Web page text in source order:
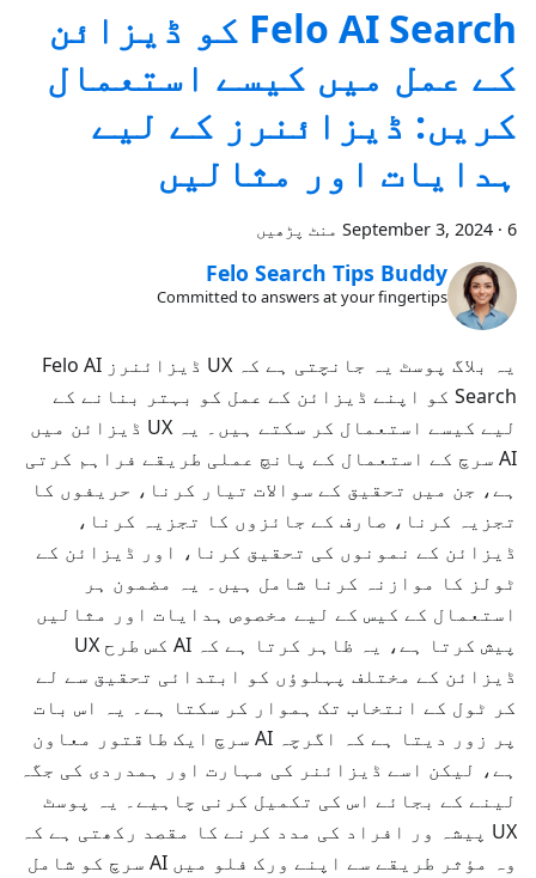
Felo AI Search کو ڈیزائن
کے عمل میں کیسے استعمال
کریں: ڈیزائنرز کے لیے
ہدایات اور مثالیں
September 3, 2024 · 6 منٹ پڑھیں
Felo Search Tips Buddy
Committed to answers at your fingertips
یہ بلاگ پوسٹ یہ جانچتی ہے کہ UX ڈیزائنرز Felo AI
Search کو اپنے ڈیزائن کے عمل کو بہتر بنانے کے
لیے کیسے استعمال کر سکتے ہیں۔ یہ UX ڈیزائن میں
AI سرچ کے استعمال کے پانچ عملی طریقے فراہم کرتی
ہے، جن میں تحقیق کے سوالات تیار کرنا، حریفوں کا
تجزیہ کرنا، صارف کے جائزوں کا تجزیہ کرنا،
ڈیزائن کے نمونوں کی تحقیق کرنا، اور ڈیزائن کے
ٹولز کا موازنہ کرنا شامل ہیں۔ یہ مضمون ہر
استعمال کے کیس کے لیے مخصوص ہدایات اور مثالیں
پیش کرتا ہے، یہ ظاہر کرتا ہے کہ AI کس طرح UX
ڈیزائن کے مختلف پہلوؤں کو ابتدائی تحقیق سے لے
کر ٹول کے انتخاب تک ہموار کر سکتا ہے۔ یہ اس بات
پر زور دیتا ہے کہ اگرچہ AI سرچ ایک طاقتور معاون
ہے، لیکن اسے ڈیزائنر کی مہارت اور ہمدردی کی جگہ
لینے کے بجائے اس کی تکمیل کرنی چاہیے۔ یہ پوسٹ
UX پیشہ ور افراد کی مدد کرنے کا مقصد رکھتی ہے کہ
وہ مؤثر طریقے سے اپنے ورک فلو میں AI سرچ کو شامل